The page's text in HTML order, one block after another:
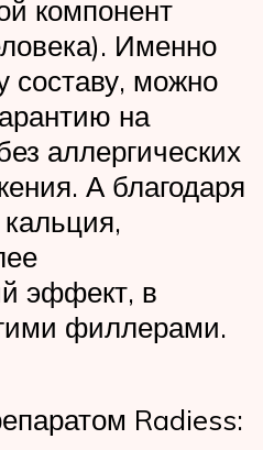
компонент
Именно
составу, можно
на
аллергических
А благодаря
кальция,
эффект, в
филлерами.
Radiess: